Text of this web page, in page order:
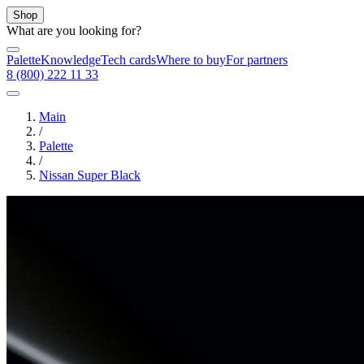
Shop
What are you looking for?
PaletteKnowledgeTech cardsWhere to buyFor partners
8 (800) 222 11 33
Main
/
Palette
/
Nissan Super Black